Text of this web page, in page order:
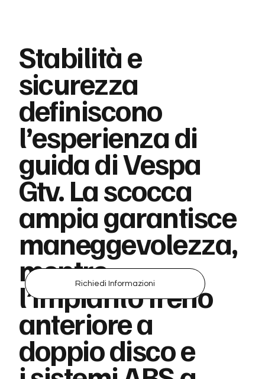
Stabilità e
sicurezza
definiscono
l’esperienza di
guida di Vespa
Gtv. La scocca
ampia garantisce
maneggevolezza,
mentre
l’impianto freno
anteriore a
doppio disco e
Richiedi Informazioni